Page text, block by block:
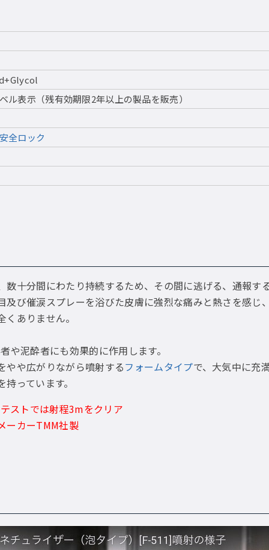
ル表示（残有効期限2年以上の製品を販売）
全ロック
十分間にわたり持続するため、その間に逃げる、通報す
び催涙スプレーを浴びた皮膚に強烈な痛みと熱さを感じ
ありません。
や泥酔者にも効果的に作用します。
やや広がりながら噴射するフォームタイプで、大気中に充
っています。
ストでは射程3mをクリア
ーカーTMM社製